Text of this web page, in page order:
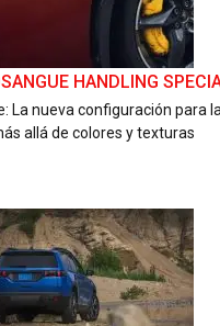
HANDLING
La nueva configuración para
allá de colores y texturas